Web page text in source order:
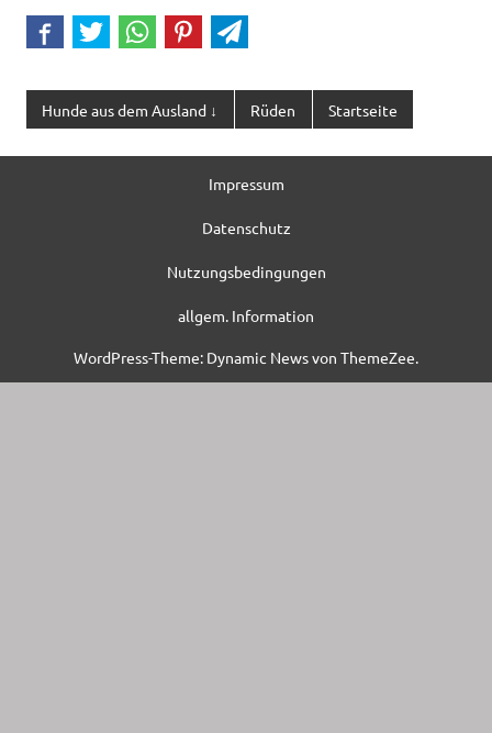
Hunde aus dem Ausland ↓ Rüden Startseite
Impressum
Datenschutz
Nutzungsbedingungen
allgem. Information
WordPress-Theme: Dynamic News von ThemeZee.